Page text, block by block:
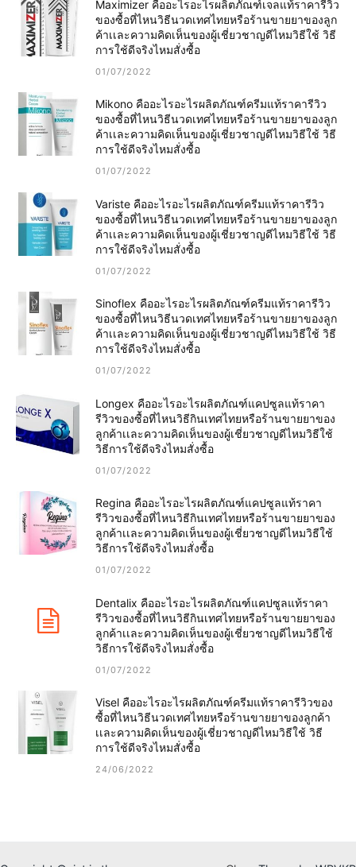
Maximizer คืออะไรอะไรผลิตภัณฑ์เจลแท้ราคารีวิว
ของซื้อที่ไหนวิธีนวดเทศไทยหรือร้านขายยาของลูก
ค้าเเละความคิดเห็นของผู้เชี่ยวชาญดีไหมวิธีใช้ วิธี
การใช้ดีจริงไหมสั่งซื้อ
01/07/2022
Mikono คืออะไรอะไรผลิตภัณฑ์ครีมแท้ราคารีวิว
ของซื้อที่ไหนวิธีนวดเทศไทยหรือร้านขายยาของลูก
ค้าเเละความคิดเห็นของผู้เชี่ยวชาญดีไหมวิธีใช้ วิธี
การใช้ดีจริงไหมสั่งซื้อ
01/07/2022
Variste คืออะไรอะไรผลิตภัณฑ์ครีมแท้ราคารีวิว
ของซื้อที่ไหนวิธีนวดเทศไทยหรือร้านขายยาของลูก
ค้าเเละความคิดเห็นของผู้เชี่ยวชาญดีไหมวิธีใช้ วิธี
การใช้ดีจริงไหมสั่งซื้อ
01/07/2022
Sinoflex คืออะไรอะไรผลิตภัณฑ์ครีมแท้ราคารีวิว
ของซื้อที่ไหนวิธีนวดเทศไทยหรือร้านขายยาของลูก
ค้าเเละความคิดเห็นของผู้เชี่ยวชาญดีไหมวิธีใช้ วิธี
การใช้ดีจริงไหมสั่งซื้อ
01/07/2022
Longex คืออะไรอะไรผลิตภัณฑ์แคปซูลแท้ราคา
รีวิวของซื้อที่ไหนวิธีกินเทศไทยหรือร้านขายยาของ
ลูกค้าเเละความคิดเห็นของผู้เชี่ยวชาญดีไหมวิธีใช้
วิธีการใช้ดีจริงไหมสั่งซื้อ
01/07/2022
Regina คืออะไรอะไรผลิตภัณฑ์แคปซูลแท้ราคา
รีวิวของซื้อที่ไหนวิธีกินเทศไทยหรือร้านขายยาของ
ลูกค้าเเละความคิดเห็นของผู้เชี่ยวชาญดีไหมวิธีใช้
วิธีการใช้ดีจริงไหมสั่งซื้อ
01/07/2022
Dentalix คืออะไรอะไรผลิตภัณฑ์แคปซูลแท้ราคา
รีวิวของซื้อที่ไหนวิธีกินเทศไทยหรือร้านขายยาของ
ลูกค้าเเละความคิดเห็นของผู้เชี่ยวชาญดีไหมวิธีใช้
วิธีการใช้ดีจริงไหมสั่งซื้อ
01/07/2022
Visel คืออะไรอะไรผลิตภัณฑ์ครีมแท้ราคารีวิวของ
ซื้อที่ไหนวิธีนวดเทศไทยหรือร้านขายยาของลูกค้า
เเละความคิดเห็นของผู้เชี่ยวชาญดีไหมวิธีใช้ วิธี
การใช้ดีจริงไหมสั่งซื้อ
24/06/2022